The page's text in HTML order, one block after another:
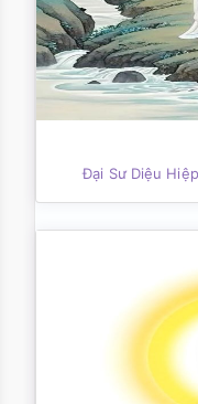
Đại Sư Diệu Hiệp